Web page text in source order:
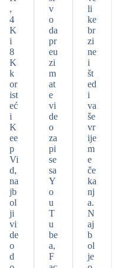
,
4
K
i
8
K
k
or
ist
eć
i
K
ee
p
Vi
d,
na
jb
ol
ji
vi
de
o
d
v
o
da
pr
eu
zi
m
at
e
vi
de
o
za
pi
se
sa
Y
o
u
T
u
be
a,
F
li
ke
br
zi
ne
i
št
ed
i
va
še
vr
ije
m
e
če
ka
nj
a.
N
aj
b
ol
je